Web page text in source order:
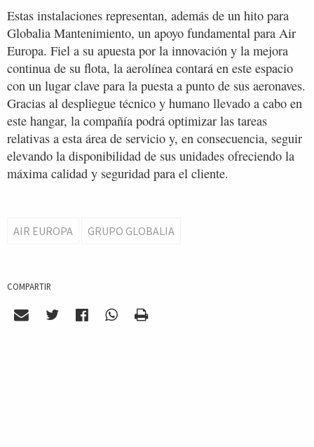
Estas instalaciones representan, además de un hito para
Globalia Mantenimiento, un apoyo fundamental para Air
Europa. Fiel a su apuesta por la innovación y la mejora
continua de su flota, la aerolínea contará en este espacio
con un lugar clave para la puesta a punto de sus aeronaves.
Gracias al despliegue técnico y humano llevado a cabo en
este hangar, la compañía podrá optimizar las tareas
relativas a esta área de servicio y, en consecuencia, seguir
elevando la disponibilidad de sus unidades ofreciendo la
máxima calidad y seguridad para el cliente.
AIR EUROPA GRUPO GLOBALIA
COMPARTIR